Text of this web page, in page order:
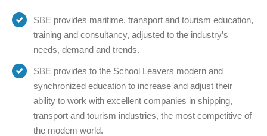
SBE provides maritime, transport and tourism education,
training and consultancy, adjusted to the industry’s
needs, demand and trends.
SBE provides to the School Leavers modern and
synchronized education to increase and adjust their
ability to work with excellent companies in shipping,
transport and tourism industries, the most competitive of
the modem world.